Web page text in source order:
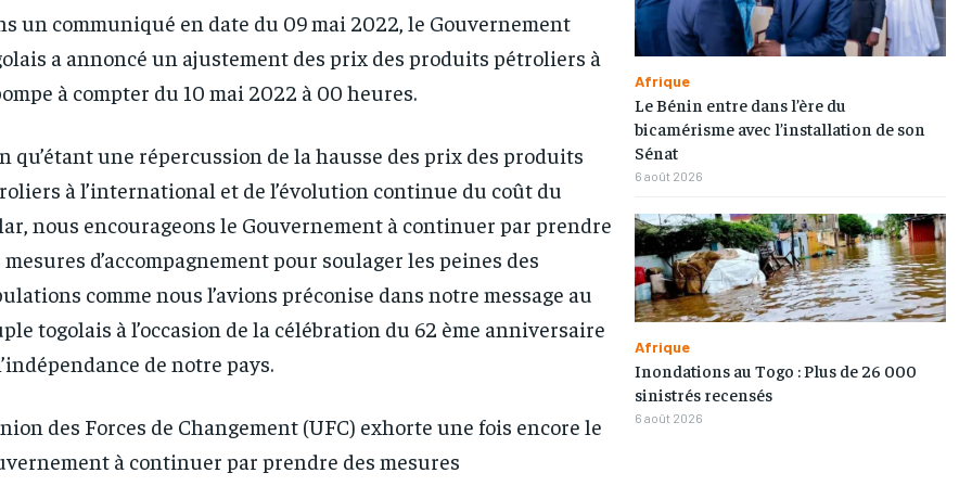
1-YEAR
Pay now and you get access to exclusive
By agreeing to this tier, you are billed
every month after the first one until you
opt out of the monthly subscription.
1-YEAR
Pay now and you get access to exclusive
By agreeing to this tier, you are billed
every month after the first one until you
opt out of the monthly subscription.
un communiqué en date du 09 mai 2022, le Gouvernement
a annoncé un ajustement des prix des produits pétroliers à
à compter du 10 mai 2022 à 00 heures.
qu’étant une répercussion de la hausse des prix des produits
à l’international et de l’évolution continue du coût du
nous encourageons le Gouvernement à continuer par prendre
mesures d’accompagnement pour soulager les peines des
comme nous l’avions préconise dans notre message au
togolais à l’occasion de la célébration du 62 ème anniversaire
de notre pays.
des Forces de Changement (UFC) exhorte une fois encore le
à continuer par prendre des mesures
Afrique
Le Bénin entre dans l’ère du
bicamérisme avec l’installation de son
Sénat
6 août 2026
Afrique
Inondations au Togo : Plus de 26 000
sinistrés recensés
6 août 2026